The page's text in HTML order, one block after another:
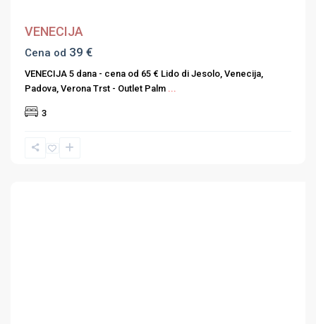
VENECIJA
Cena od 39 €
VENECIJA 5 dana - cena od 65 € Lido di Jesolo, Venecija,
Padova, Verona Trst - Outlet Palm ...
3